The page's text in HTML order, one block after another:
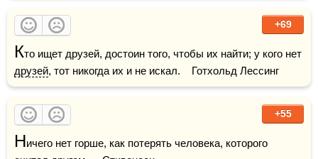
+69
К
друзей, тот никогда их и не искал.    Готхольд Лессинг
+55
Ничего нет горше, как потерять человека, которого